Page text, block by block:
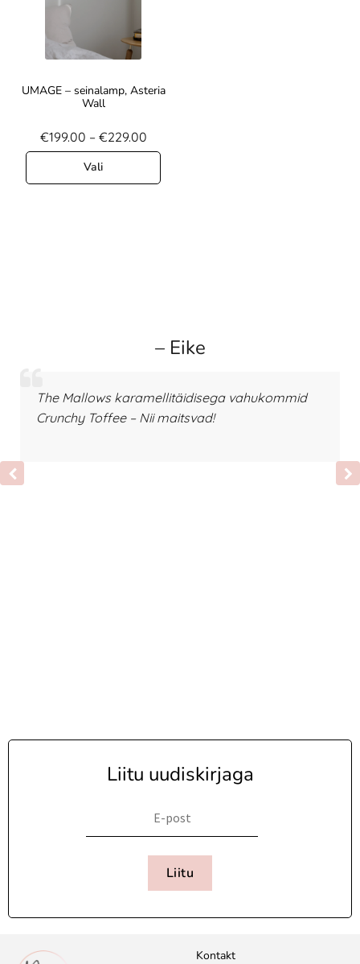
UMAGE – seinalamp, Asteria
Wall
€199.00 – €229.00
Vali
– Eike
The Mallows karamellitäidisega vahukommid
Crunchy Toffee – Nii maitsvad!
Liitu uudiskirjaga
Liitu
Kontakt